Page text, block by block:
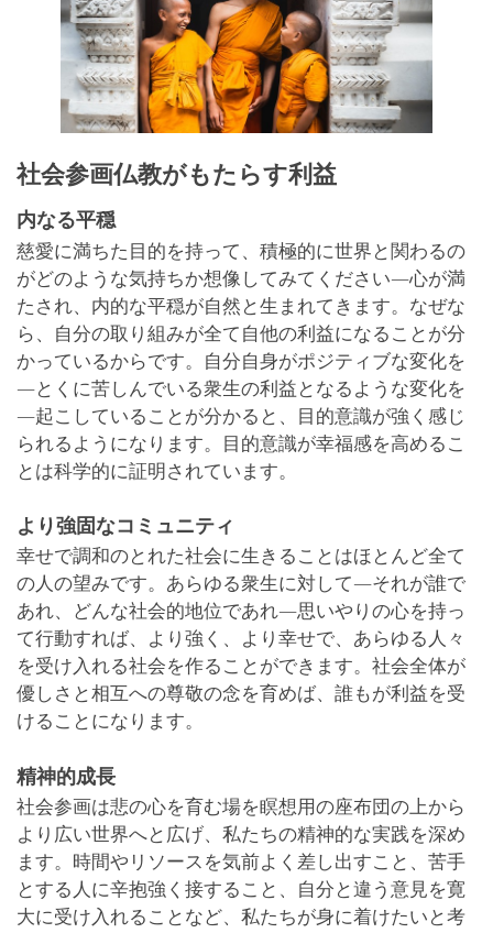
社会参画仏教がもたらす利益
内なる平穏
慈愛に満ちた目的を持って、積極的に世界と関わるの
がどのような気持ちか想像してみてください―心が満
たされ、内的な平穏が自然と生まれてきます。なぜな
ら、自分の取り組みが全て自他の利益になることが分
かっているからです。自分自身がポジティブな変化を
―とくに苦しんでいる衆生の利益となるような変化を
―起こしていることが分かると、目的意識が強く感じ
られるようになります。目的意識が幸福感を高めるこ
とは科学的に証明されています。
より強固なコミュニティ
幸せで調和のとれた社会に生きることはほとんど全て
の人の望みです。あらゆる衆生に対して―それが誰で
あれ、どんな社会的地位であれ―思いやりの心を持っ
て行動すれば、より強く、より幸せで、あらゆる人々
を受け入れる社会を作ることができます。社会全体が
優しさと相互への尊敬の念を育めば、誰もが利益を受
けることになります。
精神的成長
社会参画は悲の心を育む場を瞑想用の座布団の上から
より広い世界へと広げ、私たちの精神的な実践を深め
ます。時間やリソースを気前よく差し出すこと、苦手
とする人に辛抱強く接すること、自分と違う意見を寛
大に受け入れることなど、私たちが身に着けたいと考